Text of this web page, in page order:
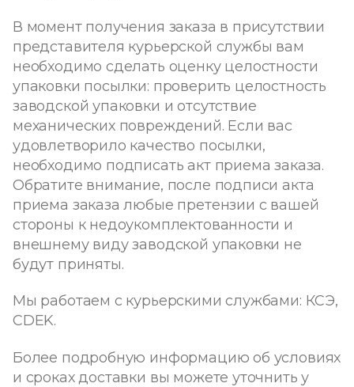
В момент получения заказа в присутствии
представителя курьерской службы вам
необходимо сделать оценку целостности
упаковки посылки: проверить целостность
заводской упаковки и отсутствие
механических повреждений. Если вас
удовлетворило качество посылки,
необходимо подписать акт приема заказа.
Обратите внимание, после подписи акта
приема заказа любые претензии с вашей
стороны к недоукомплектованности и
внешнему виду заводской упаковки не
будут приняты.
Мы работаем с курьерскими службами: КСЭ,
CDEK.
Более подробную информацию об условиях
и сроках доставки вы можете уточнить у